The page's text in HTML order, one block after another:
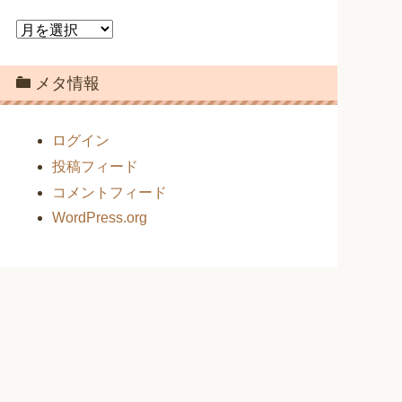
ア
カ
イ
ブ
メタ情報
ログイン
投稿フィード
コメントフィード
WordPress.org